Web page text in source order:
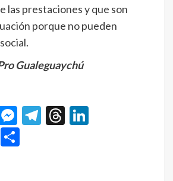
las prestaciones y que son
porque no pueden
Gualeguaychú
Messenger
Telegram
Threads